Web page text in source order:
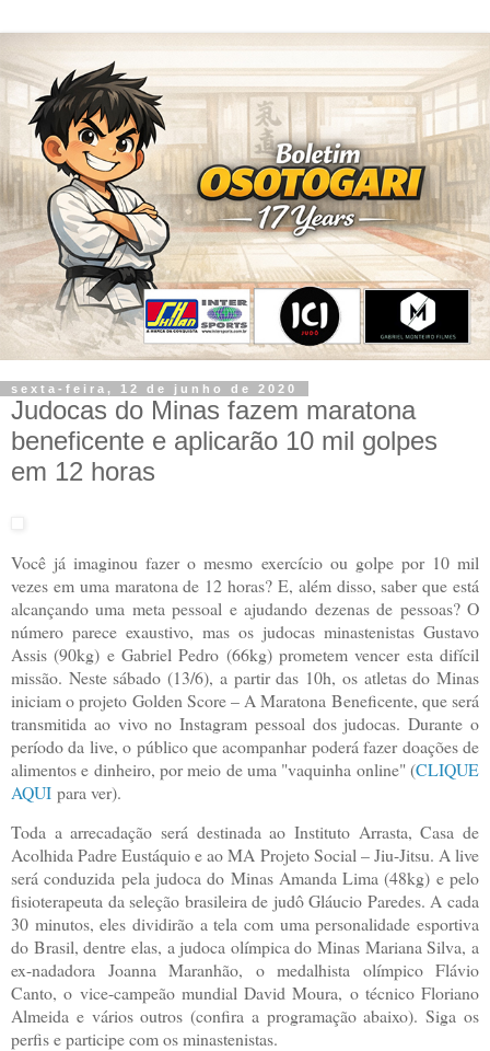
sexta-feira, 12 de junho de 2020
Judocas do Minas fazem maratona
beneficente e aplicarão 10 mil golpes
em 12 horas
Você já imaginou fazer o mesmo exercício ou golpe por 10 mil
vezes em uma maratona de 12 horas? E, além disso, saber que está
alcançando uma meta pessoal e ajudando dezenas de pessoas? O
número parece exaustivo, mas os judocas minastenistas Gustavo
Assis (90kg) e Gabriel Pedro (66kg) prometem vencer esta difícil
missão. Neste sábado (13/6), a partir das 10h, os atletas do Minas
iniciam o projeto Golden Score – A Maratona Beneficente, que será
transmitida ao vivo no Instagram pessoal dos judocas. Durante o
período da live, o público que acompanhar poderá fazer doações de
alimentos e dinheiro, por meio de uma "vaquinha online" (CLIQUE
AQUI para ver).
Toda a arrecadação será destinada ao Instituto Arrasta, Casa de
Acolhida Padre Eustáquio e ao MA Projeto Social – Jiu-Jitsu. A live
será conduzida pela judoca do Minas Amanda Lima (48kg) e pelo
fisioterapeuta da seleção brasileira de judô Gláucio Paredes. A cada
30 minutos, eles dividirão a tela com uma personalidade esportiva
do Brasil, dentre elas, a judoca olímpica do Minas Mariana Silva, a
ex-nadadora Joanna Maranhão, o medalhista olímpico Flávio
Canto, o vice-campeão mundial David Moura, o técnico Floriano
Almeida e vários outros (confira a programação abaixo). Siga os
perfis e participe com os minastenistas.